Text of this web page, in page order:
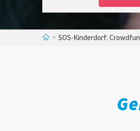
> SOS-Kinderdorf: